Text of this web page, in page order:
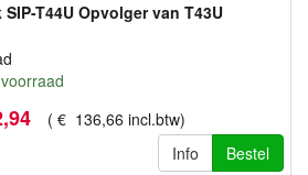
SIP-T44U Opvolger van T43U
,94 ( € 136,66 incl.btw)
Info
Bestel